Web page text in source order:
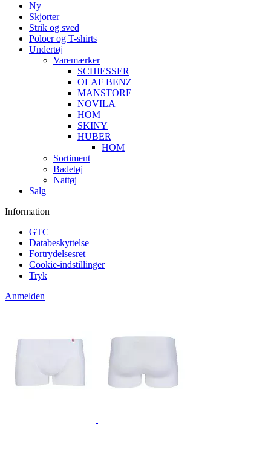
Ny
Skjorter
Strik og sved
Poloer og T-shirts
Undertøj
Varemærker
SCHIESSER
OLAF BENZ
MANSTORE
NOVILA
HOM
SKINY
HUBER
HOM
Sortiment
Badetøj
Nattøj
Salg
Information
GTC
Databeskyttelse
Fortrydelsesret
Cookie-indstillinger
Tryk
Anmelden